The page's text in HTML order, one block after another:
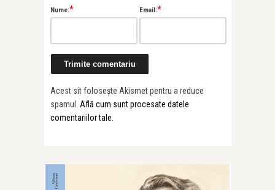
Nume:* Email:*
Acest sit folosește Akismet pentru a reduce
spamul. Află cum sunt procesate datele
comentariilor tale.